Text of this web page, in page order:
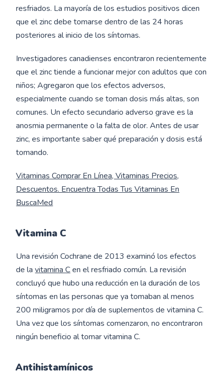
resfriados. La mayoría de los estudios positivos dicen
que el zinc debe tomarse dentro de las 24 horas
posteriores al inicio de los síntomas.
Investigadores canadienses encontraron recientemente
que el zinc tiende a funcionar mejor con adultos que con
niños; Agregaron que los efectos adversos,
especialmente cuando se toman dosis más altas, son
comunes. Un efecto secundario adverso grave es la
anosmia permanente o la falta de olor. Antes de usar
zinc, es importante saber qué preparación y dosis está
tomando.
Vitaminas Comprar En Línea, Vitaminas Precios,
Descuentos. Encuentra Todas Tus Vitaminas En
BuscaMed
Vitamina C
Una revisión Cochrane de 2013 examinó los efectos
de lavitamina Cen el resfriado común. La revisión
concluyó que hubo una reducción en la duración de los
síntomas en las personas que ya tomaban al menos
200 miligramos por día de suplementos de vitamina C.
Una vez que los síntomas comenzaron, no encontraron
ningún beneficio al tomar vitamina C.
Antihistamínicos